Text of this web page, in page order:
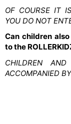
OF COURSE IT
YOU DO NOT
Can children
to the
CHILDREN
ACCOMPANIED